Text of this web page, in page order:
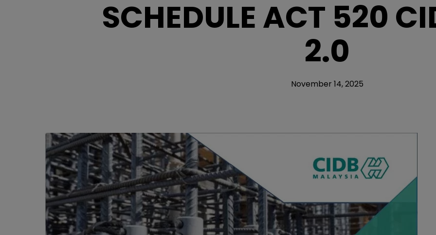
SCHEDULE ACT 520
2.0
November 14, 2025